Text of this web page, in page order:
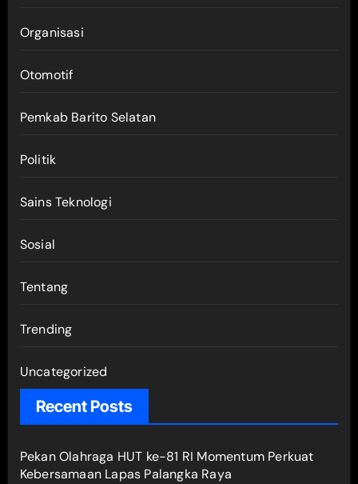
Organisasi
Otomotif
Pemkab Barito Selatan
Politik
Sains Teknologi
Sosial
Tentang
Trending
Uncategorized
Recent Posts
Pekan Olahraga HUT ke-81 RI Momentum Perkuat
Kebersamaan Lapas Palangka Raya